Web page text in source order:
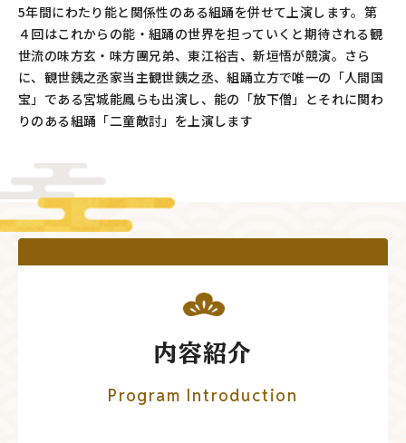
5年間にわたり能と関係性のある組踊を併せて上演します。第
４回はこれからの能・組踊の世界を担っていくと期待される観
世流の味方玄・味方團兄弟、東江裕吉、新垣悟が競演。さら
に、観世銕之丞家当主観世銕之丞、組踊立方で唯一の「人間国
宝」である宮城能鳳らも出演し、能の「放下僧」とそれに関わ
りのある組踊「二童敵討」を上演します
内容紹介
Program Introduction